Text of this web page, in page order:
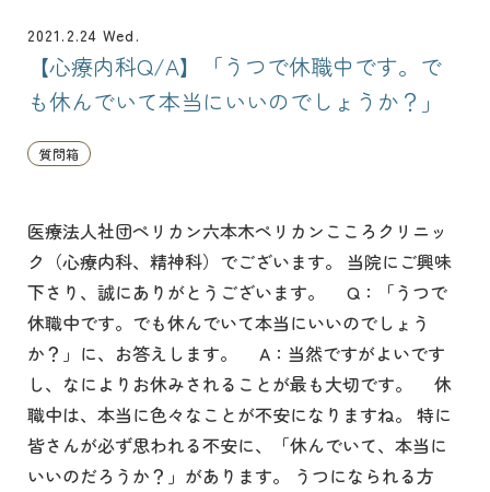
2021.2.24 Wed.
【心療内科Q/A】「うつで休職中です。で
も休んでいて本当にいいのでしょうか？」
質問箱
医療法人社団ペリカン六本木ペリカンこころクリニッ
ク（心療内科、精神科）でございます。 当院にご興味
下さり、誠にありがとうございます。 Q：「うつで
休職中です。でも休んでいて本当にいいのでしょう
か？」に、お答えします。 A：当然ですがよいです
し、なによりお休みされることが最も大切です。 休
職中は、本当に色々なことが不安になりますね。 特に
皆さんが必ず思われる不安に、「休んでいて、本当に
いいのだろうか？」があります。 うつになられる方